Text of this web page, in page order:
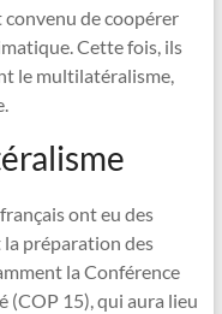
de coopérer
Cette fois, ils
le multilatéralisme,
ont eu des
préparation des
la Conférence
(COP 15), qui aura lieu